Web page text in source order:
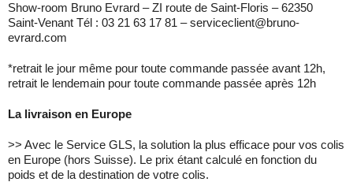
Show-room Bruno Evrard – ZI route de Saint-Floris – 62350
Saint-Venant Tél : 03 21 63 17 81 – serviceclient@bruno-
evrard.com
*retrait le jour même pour toute commande passée avant 12h,
retrait le lendemain pour toute commande passée après 12h
La livraison en Europe
>> Avec le Service GLS, la solution la plus efficace pour vos colis
en Europe (hors Suisse). Le prix étant calculé en fonction du
poids et de la destination de votre colis.